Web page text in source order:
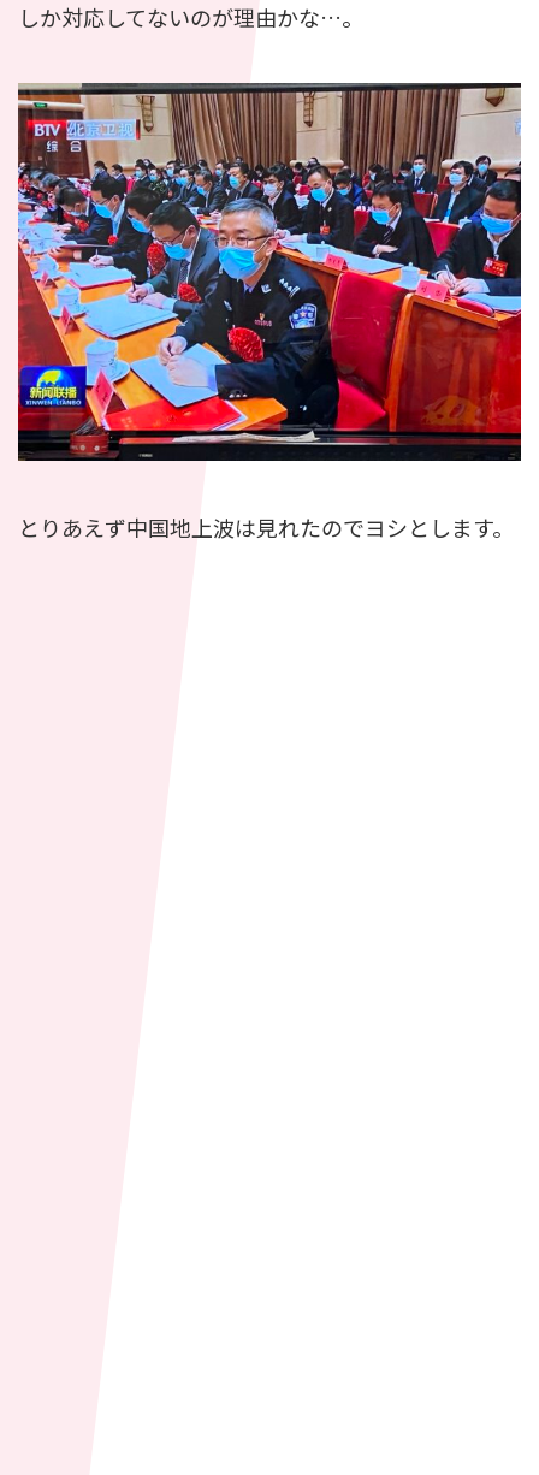
しか対応してないのが理由かな…。
とりあえず中国地上波は見れたのでヨシとします。